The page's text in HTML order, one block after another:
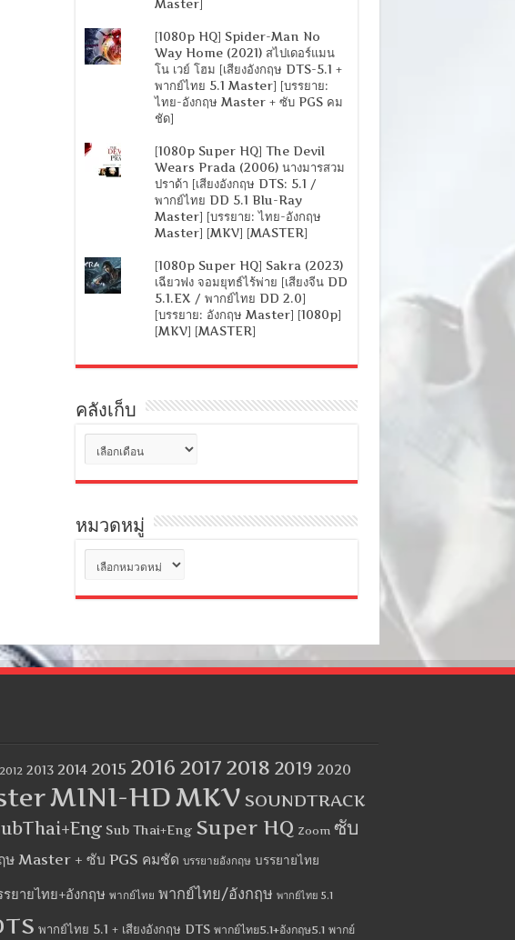
Master]
[1080p HQ] Spider-Man No
Way Home (2021) สไปเดอร์แมน
โน เวย์ โฮม [เสียงอังกฤษ DTS-5.1 +
พากย์ไทย 5.1 Master] [บรรยาย:
ไทย-อังกฤษ Master + ซับ PGS คม
ชัด]
[1080p Super HQ] The Devil
Wears Prada (2006) นางมารสวม
ปราด้า [เสียงอังกฤษ DTS: 5.1 /
พากย์ไทย DD 5.1 Blu-Ray
Master] [บรรยาย: ไทย-อังกฤษ
Master] [MKV] [MASTER]
[1080p Super HQ] Sakra (2023)
เฉียวฟง จอมยุทธ์ไร้พ่าย [เสียงจีน DD
5.1.EX / พากย์ไทย DD 2.0]
[บรรยาย: อังกฤษ Master] [1080p]
[MKV] [MASTER]
คลังเก็บ
เก็บ
หมวดหมู่
หมู่
2012 2013 2014 2015 2016 2017 2018 2019 2020
MINI-HDMKV SOUNDTRACK
Sub Thai+Eng Super HQ Zoom ซับ
ษ Master + ซับ PGS คมชัด บรรยายอังกฤษ บรรยายไทย
รยายไทย+อังกฤษ พากย์ไทย พากย์ไทย/อังกฤษ พากย์ไทย 5.1
พากย์ไทย 5.1 + เสียงอังกฤษ DTS พากย์ไทย5.1+อังกฤษ5.1 พากย์